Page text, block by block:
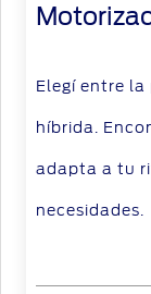
Elegí entre
híbrida.
adapta a tu
necesidades.